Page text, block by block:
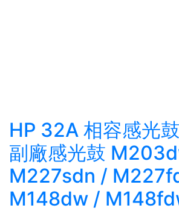
HP 32A 相容感光
副廠感光鼓
M227sdn /
M148dw /